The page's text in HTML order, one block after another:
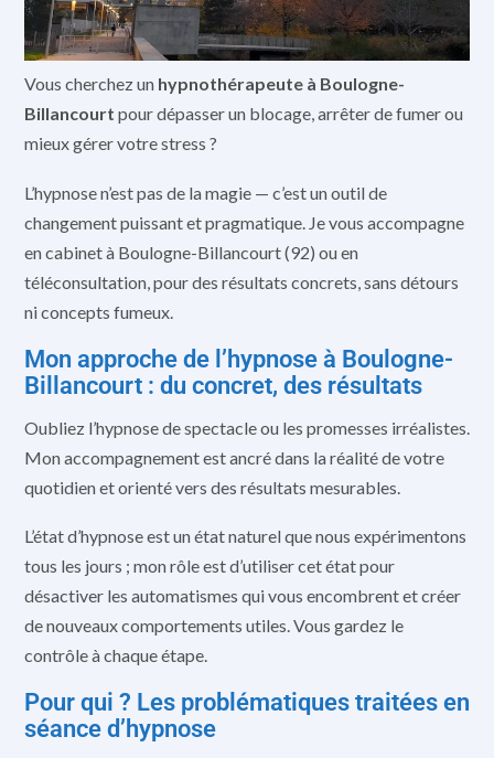
Vous cherchez un hypnothérapeute à Boulogne-
Billancourt pour dépasser un blocage, arrêter de fumer ou
mieux gérer votre stress ?
L’hypnose n’est pas de la magie — c’est un outil de
changement puissant et pragmatique. Je vous accompagne
en cabinet à Boulogne-Billancourt (92) ou en
téléconsultation, pour des résultats concrets, sans détours
ni concepts fumeux.
Mon approche de l’hypnose à Boulogne-
Billancourt : du concret, des résultats
Oubliez l’hypnose de spectacle ou les promesses irréalistes.
Mon accompagnement est ancré dans la réalité de votre
quotidien et orienté vers des résultats mesurables.
L’état d’hypnose est un état naturel que nous expérimentons
tous les jours ; mon rôle est d’utiliser cet état pour
désactiver les automatismes qui vous encombrent et créer
de nouveaux comportements utiles. Vous gardez le
contrôle à chaque étape.
Pour qui ? Les problématiques traitées en
séance d’hypnose